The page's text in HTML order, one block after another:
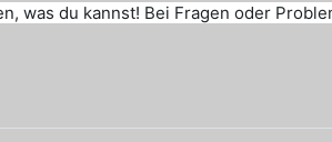
was du kannst! Bei Fragen oder